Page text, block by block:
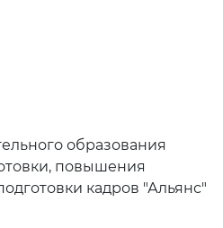
образования
повышения
кадров "Альянс"